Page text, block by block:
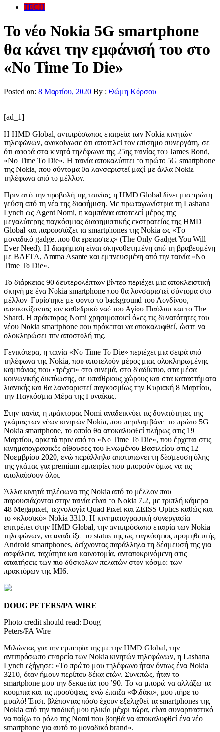
TECH
Το νέο Nokia 5G smartphone
θα κάνει την εμφάνισή του στο
«No Time To Die»
Posted on: 8 Μαρτίου, 2020 By : Θώμη Κόρσου
[ad_1]
Η HMD Global, αντιπρόσωπος εταιρεία των Nokia κινητών
τηλεφώνων, ανακοίνωσε ότι αποτελεί τον επίσημο συνεργάτη, σε
ότι αφορά στα κινητά τηλέφωνα της 25ης ταινίας του James Bond,
«No Time To Die». Η ταινία αποκαλύπτει το πρώτο 5G smartphone
της Nokia, που σύντομα θα λανσαριστεί μαζί με άλλα Nokia
τηλέφωνα από το μέλλον.
Πριν από την προβολή της ταινίας, η HMD Global δίνει μια πρώτη
γεύση από τη νέα της διαφήμιση. Με πρωταγωνίστρια τη Lashana
Lynch ως Agent Nomi, η καμπάνια αποτελεί μέρος της
μεγαλύτερης παγκόσμιας διαφημιστικής εκστρατείας της HMD
Global και παρουσιάζει τα smartphones της Nokia ως «Τo
μοναδικό gadget που θα χρειαστείς» (The Only Gadget You Will
Ever Need). Η διαφήμιση είναι σκηνοθετημένη από τη βραβευμένη
με BAFTA, Amma Asante και εμπνευσμένη από την ταινία «No
Time To Die».
Το διάρκειας 90 δευτερολέπτων βίντεο περιέχει μια αποκλειστική
σκηνή με ένα Nokia smartphone που θα λανσαριστεί σύντομα στο
μέλλον. Γυρίστηκε με φόντο το background του Λονδίνου,
απεικονίζοντας τον καθεδρικό ναό του Αγίου Παύλου και το The
Shard. Η πράκτορας Nomi χρησιμοποιεί όλες τις δυνατότητες του
νέου Nokia smartphone που πρόκειται να αποκαλυφθεί, ώστε να
ολοκληρώσει την αποστολή της.
Γενικότερα, η ταινία «No Time To Die» περιέχει μια σειρά από
τηλέφωνα της Nokia, που αποτελούν μέρος μιας ολοκληρωμένης
καμπάνιας που «τρέχει» στο σινεμά, στο διαδίκτυο, στα μέσα
κοινωνικής δικτύωσης, σε υπαίθριους χώρους και στα καταστήματα
λιανικής και θα λανσαριστεί παγκοσμίως την Κυριακή 8 Μαρτίου,
την Παγκόσμια Μέρα της Γυναίκας.
Στην ταινία, η πράκτορας Nomi αναδεικνύει τις δυνατότητες της
γκάμας των νέων κινητών Nokia, που περιλαμβάνει το πρώτο 5G
Nokia smartphone, το οποίο θα αποκαλυφθεί πλήρως στις 19
Μαρτίου, αρκετά πριν από το «No Time To Die», που έρχεται στις
κινηματογραφικές αίθουσες του Ηνωμένου Βασιλείου στις 12
Νοεμβρίου 2020, ενώ παράλληλα αποτυπώνει τη δέσμευση όλης
της γκάμας για premium εμπειρίες που μπορούν όμως να τις
απολαύσουν όλοι.
Άλλα κινητά τηλέφωνα της Nokia από το μέλλον που
παρουσιάζονται στην ταινία είναι το Nokia 7.2, με τριπλή κάμερα
48 Megapixel, τεχνολογία Quad Pixel και ZEISS Optics καθώς και
το «κλασικό» Nokia 3310. Η κινηματογραφική συνεργασία
επιτρέπει στην HMD Global, την αντιπρόσωπο εταιρία των Nokia
τηλεφώνων, να αναδείξει το status της ως παγκόσμιος προμηθευτής
Android smartphones, δείχνοντας παράλληλα τη δέσμευσή της για
ασφάλεια, ταχύτητα και καινοτομία, ανταποκρινόμενη στις
απαιτήσεις των πιο δύσκολων πελατών στον κόσμο: των
πρακτόρων της MI6.
DOUG PETERS/PA WIRE
Photo credit should read: Doug
Peters/PA Wire
Μιλώντας για την εμπειρία της με την HMD Global, την
αντιπρόσωπο εταιρεία των Nokia κινητών τηλεφώνων, η Lashana
Lynch εξήγησε: «Το πρώτο μου τηλέφωνο ήταν όντως ένα Nokia
3210, όταν ήμουν περίπου δέκα ετών. Συνεπώς, ήταν το
smartphone μου την δεκαετία του ’90. Το να μπορώ να αλλάξω τα
κουμπιά και τις προσόψεις, ενώ έπαιζα «Φιδάκι», μου πήρε το
μυαλό! Έτσι, βλέποντας πόσο έχουν εξελιχθεί τα smartphones της
Nokia από την παιδική μου ηλικία μέχρι τώρα, είναι συναρπαστικό
να παίζω το ρόλο της Nomi που βοηθά να αποκαλυφθεί ένα νέο
smartphone για αυτό το μοναδικό brand».